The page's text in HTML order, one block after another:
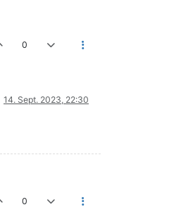
0
14. Sept. 2023, 22:30
0